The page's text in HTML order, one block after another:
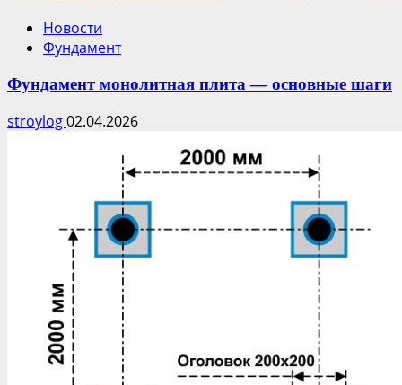
Новости
Фундамент
Фундамент монолитная плита — основные шаги
stroylog02.04.2026